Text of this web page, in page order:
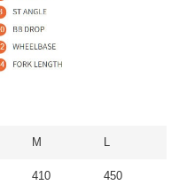
M
410 450